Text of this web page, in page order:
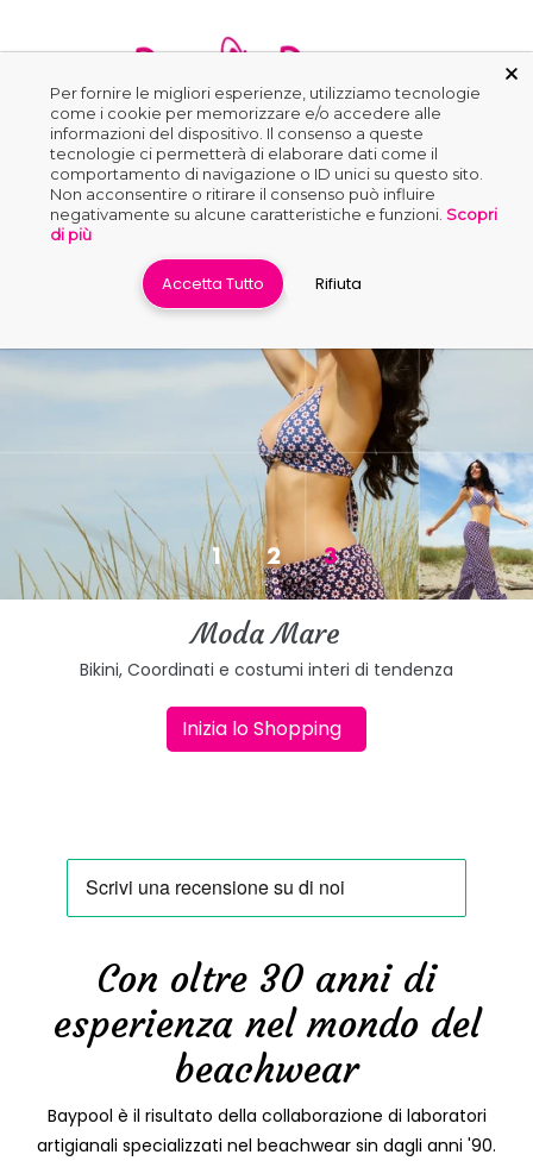
0
1 2 3
Moda Mare
Bikini, Coordinati e costumi interi di tendenza
Inizia lo Shopping
Con oltre 30 anni di
esperienza nel mondo del
beachwear
Baypool è il risultato della collaborazione di laboratori
artigianali specializzati nel beachwear sin dagli anni '90.
Per fornire le migliori esperienze, utilizziamo tecnologie
come i cookie per memorizzare e/o accedere alle
informazioni del dispositivo. Il consenso a queste
tecnologie ci permetterà di elaborare dati come il
comportamento di navigazione o ID unici su questo sito.
Non acconsentire o ritirare il consenso può influire
negativamente su alcune caratteristiche e funzioni. Scopri
di più
Accetta Tutto Rifiuta